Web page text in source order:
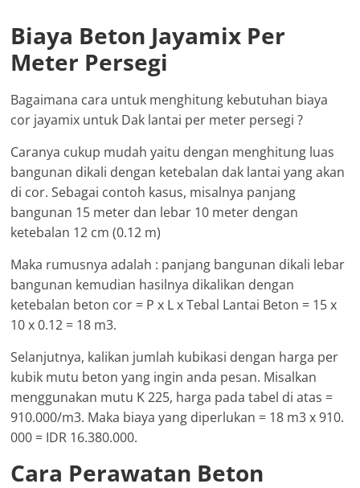
Biaya Beton Jayamix Per
Meter Persegi
Bagaimana cara untuk menghitung kebutuhan biaya
cor jayamix untuk Dak lantai per meter persegi ?
Caranya cukup mudah yaitu dengan menghitung luas
bangunan dikali dengan ketebalan dak lantai yang akan
di cor. Sebagai contoh kasus, misalnya panjang
bangunan 15 meter dan lebar 10 meter dengan
ketebalan 12 cm (0.12 m)
Maka rumusnya adalah : panjang bangunan dikali lebar
bangunan kemudian hasilnya dikalikan dengan
ketebalan beton cor = P x L x Tebal Lantai Beton = 15 x
10 x 0.12 = 18 m3.
Selanjutnya, kalikan jumlah kubikasi dengan harga per
kubik mutu beton yang ingin anda pesan. Misalkan
menggunakan mutu K 225, harga pada tabel di atas =
910.000/m3. Maka biaya yang diperlukan = 18 m3 x 910.
000 = IDR 16.380.000.
Cara Perawatan Beton